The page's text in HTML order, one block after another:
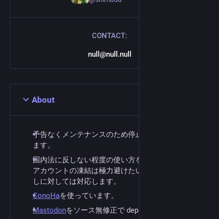
CONTACT:
null@null.null
About
予告なくメンテナンスのため停止することがあり
ます。
国内法に反しない程度の使い方をしてください。
アカウントの凍結は極力避けたいです。なりすま
しに対しては対応します。
ConoHaを使っています。
Mastodonをソース無修正で deploy しています。